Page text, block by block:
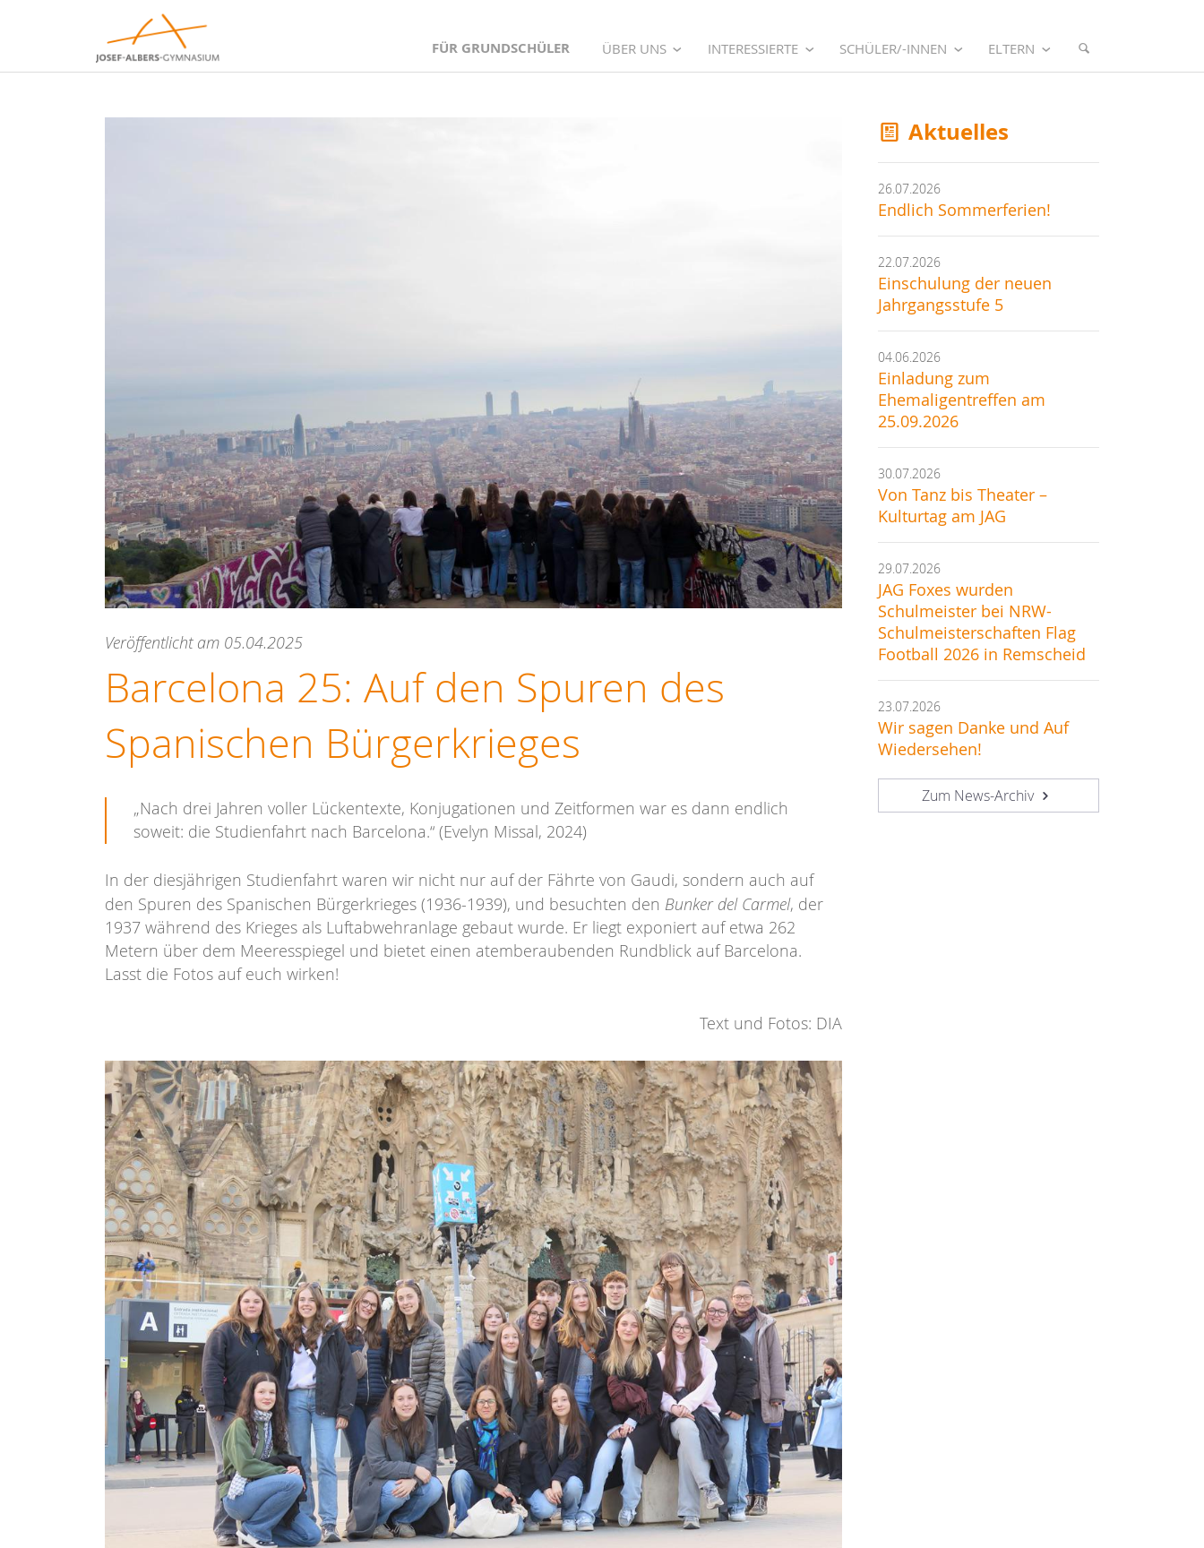
FÜR GRUNDSCHÜLER ÜBER UNS INTERESSIERTE SCHÜLER/-INNEN ELTERN
Veröffentlicht am 05.04.2025
Barcelona 25: Auf den Spuren des
Spanischen Bürgerkrieges
„Nach drei Jahren voller Lückentexte, Konjugationen und Zeitformen war es dann endlich
soweit: die Studienfahrt nach Barcelona.“ (Evelyn Missal, 2024)
In der diesjährigen Studienfahrt waren wir nicht nur auf der Fährte von Gaudi, sondern auch auf
den Spuren des Spanischen Bürgerkrieges (1936-1939), und besuchten den Bunker del Carmel, der
1937 während des Krieges als Luftabwehranlage gebaut wurde. Er liegt exponiert auf etwa 262
Metern über dem Meeresspiegel und bietet einen atemberaubenden Rundblick auf Barcelona.
Lasst die Fotos auf euch wirken!
Text und Fotos: DIA
Aktuelles
26.07.2026
Endlich Sommerferien!
22.07.2026
Einschulung der neuen
Jahrgangsstufe 5
04.06.2026
Einladung zum
Ehemaligentreffen am
25.09.2026
30.07.2026
Von Tanz bis Theater –
Kulturtag am JAG
29.07.2026
JAG Foxes wurden
Schulmeister bei NRW-
Schulmeisterschaften Flag
Football 2026 in Remscheid
23.07.2026
Wir sagen Danke und Auf
Wiedersehen!
Zum News-Archiv